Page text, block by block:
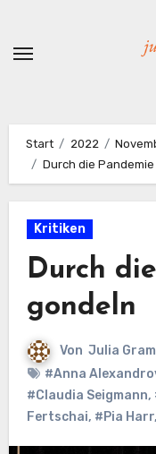
springen
Start 2022
Durch die
Kritiken
Durch
gondeln
Von Julia
#Anna
#Claudia Seigmann,
Fertschai, #Pia Harr,